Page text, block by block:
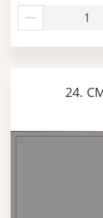
24.